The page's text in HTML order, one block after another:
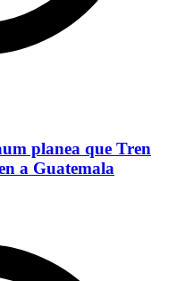
planea que Tren
a Guatemala